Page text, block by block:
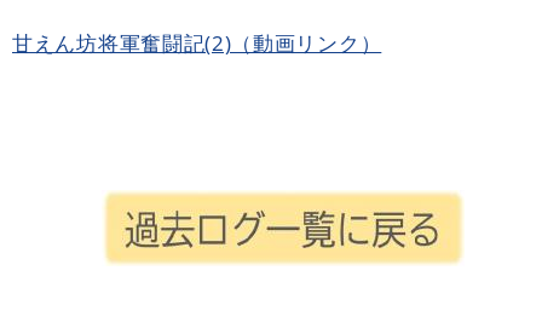
甘えん坊将軍奮闘記(2)（動画リンク）